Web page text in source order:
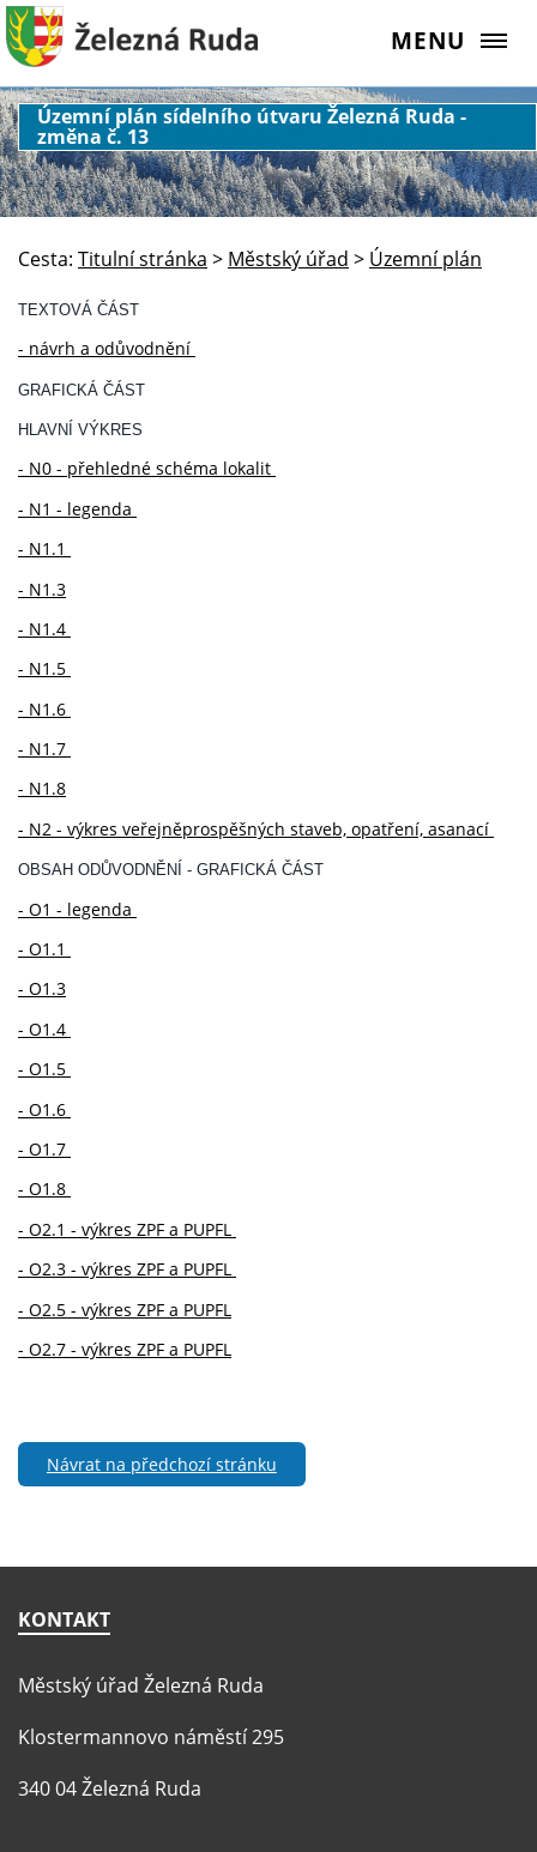
MENU
Územní plán sídelního útvaru Železná Ruda -
změna č. 13
Cesta: Titulní stránka > Městský úřad > Územní plán
TEXTOVÁ ČÁST
- návrh a odůvodnění
GRAFICKÁ ČÁST
HLAVNÍ VÝKRES
- N0 - přehledné schéma lokalit
- N1 - legenda
- N1.1
- N1.3
- N1.4
- N1.5
- N1.6
- N1.7
- N1.8
- N2 - výkres veřejněprospěšných staveb, opatření, asanací
OBSAH ODŮVODNĚNÍ - GRAFICKÁ ČÁST
- O1 - legenda
- O1.1
- O1.3
- O1.4
- O1.5
- O1.6
- O1.7
- O1.8
- O2.1 - výkres ZPF a PUPFL
- O2.3 - výkres ZPF a PUPFL
- O2.5 - výkres ZPF a PUPFL
- O2.7 - výkres ZPF a PUPFL
Návrat na předchozí stránku
KONTAKT
Městský úřad Železná Ruda
Klostermannovo náměstí 295
340 04 Železná Ruda